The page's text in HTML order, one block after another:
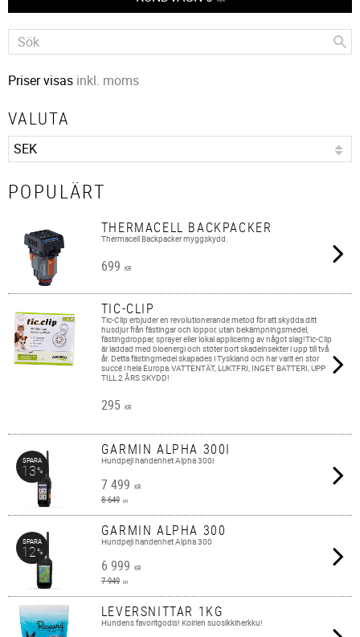
Priser visas inkl. moms
VALUTA
POPULÄRT
THERMACELL BACKPACKER
Thermacell Backpacker myggskydd.
699 KR
TIC-CLIP
Tic-Clip erbjuder en revolutionerande metod för att skydda ditt
husdjur från fästingar och loppor, utan bekämpningsmedel,
fästingdroppar, sprayer eller lokal applicering av något slag!Tic-Clip
är laddad med bioenergi och stöter bort skadeinsekter i upp till två
år. Detta fästingmedel skapades i Tyskland och har varit en stor
succé i hela Europa.VATTENTÄT, LUKTFRI, INGET BATTERI, UPP
TILL 2 ÅRS SKYDD!
295 KR
GARMIN ALPHA 300I
Hundpejl handenhet Alpha 300i
7 499 KR
8 649 KR
SPARA
13%
GARMIN ALPHA 300
Hundpejl handenhet Alpha 300
6 999 KR
7 949 KR
SPARA
12%
LEVERSNITTAR 1KG
Hundens favoritgodis! Koirien suosikkiherkku!